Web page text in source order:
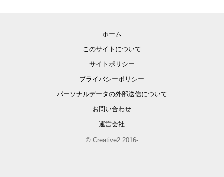
ホーム
このサイトについて
サイトポリシー
プライバシーポリシー
パーソナルデータの外部送信について
お問い合わせ
運営会社
© Creative2 2016-